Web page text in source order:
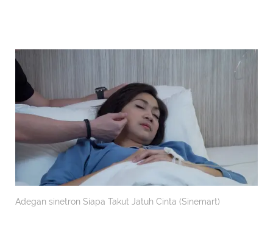
Adegan sinetron Siapa Takut Jatuh Cinta (Sinemart)